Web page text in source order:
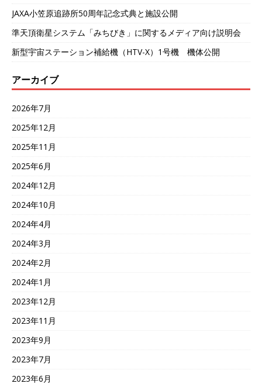
JAXA小笠原追跡所50周年記念式典と施設公開
準天頂衛星システム「みちびき」に関するメディア向け説明会
新型宇宙ステーション補給機（HTV-X）1号機 機体公開
アーカイブ
2026年7月
2025年12月
2025年11月
2025年6月
2024年12月
2024年10月
2024年4月
2024年3月
2024年2月
2024年1月
2023年12月
2023年11月
2023年9月
2023年7月
2023年6月